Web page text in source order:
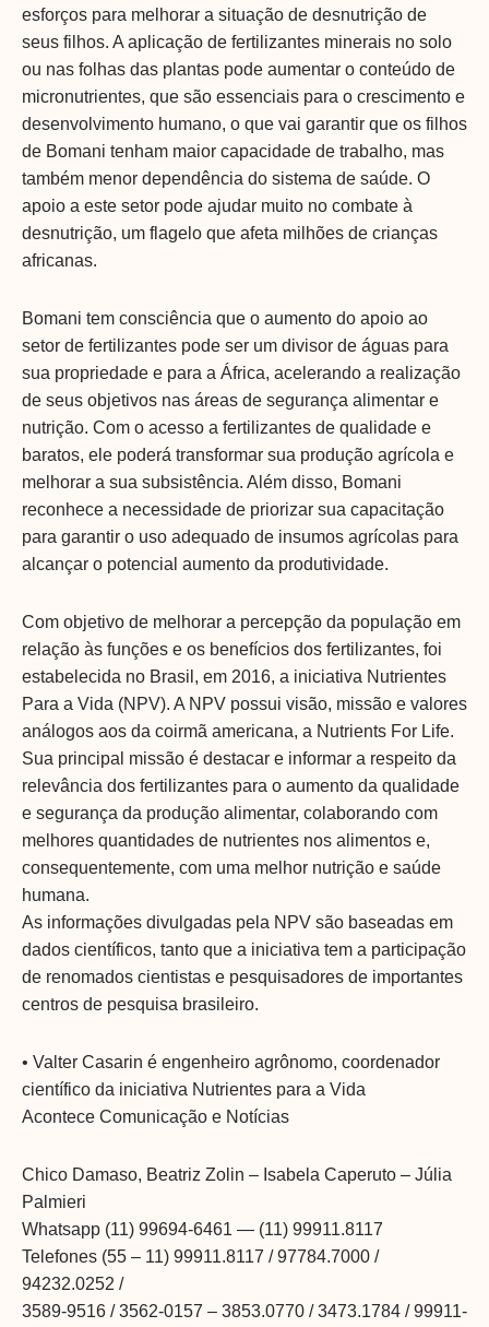
esforços para melhorar a situação de desnutrição de
seus filhos. A aplicação de fertilizantes minerais no solo
ou nas folhas das plantas pode aumentar o conteúdo de
micronutrientes, que são essenciais para o crescimento e
desenvolvimento humano, o que vai garantir que os filhos
de Bomani tenham maior capacidade de trabalho, mas
também menor dependência do sistema de saúde. O
apoio a este setor pode ajudar muito no combate à
desnutrição, um flagelo que afeta milhões de crianças
africanas.
Bomani tem consciência que o aumento do apoio ao
setor de fertilizantes pode ser um divisor de águas para
sua propriedade e para a África, acelerando a realização
de seus objetivos nas áreas de segurança alimentar e
nutrição. Com o acesso a fertilizantes de qualidade e
baratos, ele poderá transformar sua produção agrícola e
melhorar a sua subsistência. Além disso, Bomani
reconhece a necessidade de priorizar sua capacitação
para garantir o uso adequado de insumos agrícolas para
alcançar o potencial aumento da produtividade.
Com objetivo de melhorar a percepção da população em
relação às funções e os benefícios dos fertilizantes, foi
estabelecida no Brasil, em 2016, a iniciativa Nutrientes
Para a Vida (NPV). A NPV possui visão, missão e valores
análogos aos da coirmã americana, a Nutrients For Life.
Sua principal missão é destacar e informar a respeito da
relevância dos fertilizantes para o aumento da qualidade
e segurança da produção alimentar, colaborando com
melhores quantidades de nutrientes nos alimentos e,
consequentemente, com uma melhor nutrição e saúde
humana.
As informações divulgadas pela NPV são baseadas em
dados científicos, tanto que a iniciativa tem a participação
de renomados cientistas e pesquisadores de importantes
centros de pesquisa brasileiro.
• Valter Casarin é engenheiro agrônomo, coordenador
científico da iniciativa Nutrientes para a Vida
Acontece Comunicação e Notícias
Chico Damaso, Beatriz Zolin – Isabela Caperuto – Júlia
Palmieri
Whatsapp (11) 99694-6461 — (11) 99911.8117
Telefones (55 – 11) 99911.8117 / 97784.7000 /
94232.0252 /
3589-9516 / 3562-0157 – 3853.0770 / 3473.1784 / 99911-